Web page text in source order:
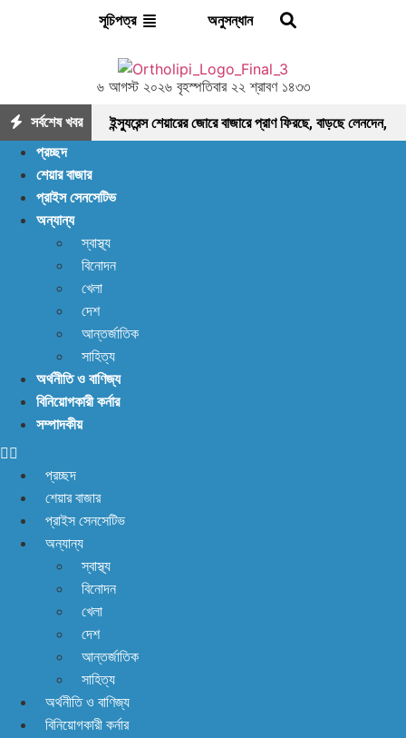
সূচিপত্র অনুসন্ধান
৬ আগস্ট ২০২৬ বৃহস্পতিবার ২২ শ্রাবণ ১৪৩৩
সর্বশেষ খবর ইন্স্যুরেন্স শেয়ারের জোরে বাজারে প্রাণ ফিরছে, বাড়ছে লেনদেন,
ছাড়ালেও সূচকে মন্দা: নিস্প্রাণ শেয়ারবাজার, নেপথ্যে কী?
বিদায়ী অর্থবছরে এলো ৩ হাজার ৫৫৮ কোটি ৯৩ লাখ ৯০ হাজার
মার্কিন ডলার রেমিট্যান্স
খাদ্য মজুত আছে: খাদ্য মন্ত্রণালয়
লেনদেনে চাঙ্গা শেয়ারবাজার, মিউচুয়াল ফান্ড ও টেক্সটাইলে দাপট, এবার
প্রচ্ছদ
শেয়ার বাজার
প্রাইস সেনসেটিভ
অন্যান্য
স্বাস্থ্য
বিনোদন
খেলা
দেশ
আন্তর্জাতিক
সাহিত্য
অর্থনীতি ও বাণিজ্য
বিনিয়োগকারী কর্নার
সম্পাদকীয়
প্রচ্ছদ
শেয়ার বাজার
প্রাইস সেনসেটিভ
অন্যান্য
স্বাস্থ্য
বিনোদন
খেলা
দেশ
আন্তর্জাতিক
সাহিত্য
অর্থনীতি ও বাণিজ্য
বিনিয়োগকারী কর্নার